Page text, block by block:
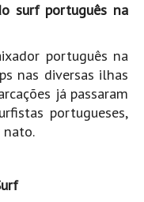
surf português na
português na
nas diversas ilhas
já passaram
portugueses,
nato.